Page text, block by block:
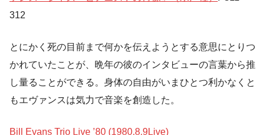
312
とにかく死の目前まで何かを伝えようとする意思にとりつ
かれていたことが、晩年の彼のインタビューの言葉から推
し量ることができる。身体の自由がいまひとつ利かなくと
もエヴァンスは気力で音楽を創造した。
Bill Evans Trio Live ’80 (1980.8.9Live)